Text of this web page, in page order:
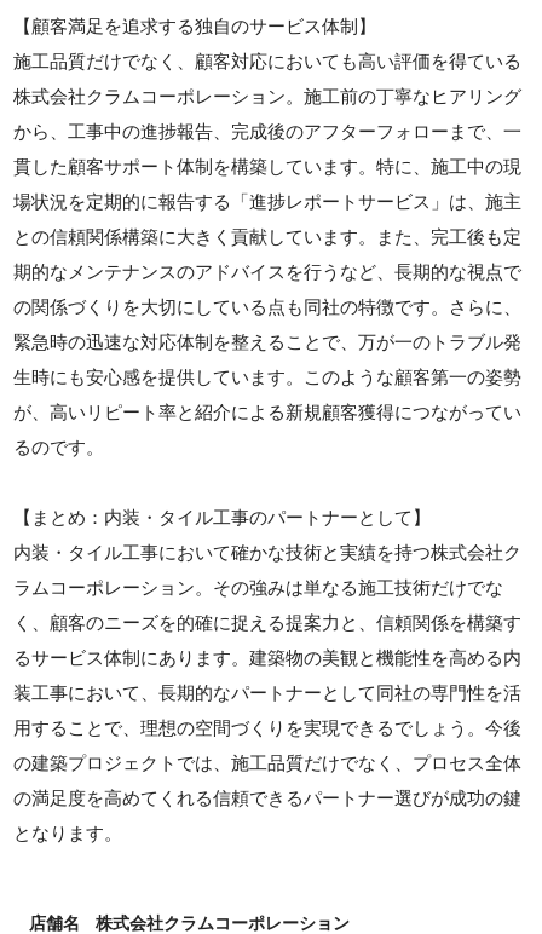
【顧客満足を追求する独自のサービス体制】
施工品質だけでなく、顧客対応においても高い評価を得ている
株式会社クラムコーポレーション。施工前の丁寧なヒアリング
から、工事中の進捗報告、完成後のアフターフォローまで、一
貫した顧客サポート体制を構築しています。特に、施工中の現
場状況を定期的に報告する「進捗レポートサービス」は、施主
との信頼関係構築に大きく貢献しています。また、完工後も定
期的なメンテナンスのアドバイスを行うなど、長期的な視点で
の関係づくりを大切にしている点も同社の特徴です。さらに、
緊急時の迅速な対応体制を整えることで、万が一のトラブル発
生時にも安心感を提供しています。このような顧客第一の姿勢
が、高いリピート率と紹介による新規顧客獲得につながってい
るのです。
【まとめ：内装・タイル工事のパートナーとして】
内装・タイル工事において確かな技術と実績を持つ株式会社ク
ラムコーポレーション。その強みは単なる施工技術だけでな
く、顧客のニーズを的確に捉える提案力と、信頼関係を構築す
るサービス体制にあります。建築物の美観と機能性を高める内
装工事において、長期的なパートナーとして同社の専門性を活
用することで、理想の空間づくりを実現できるでしょう。今後
の建築プロジェクトでは、施工品質だけでなく、プロセス全体
の満足度を高めてくれる信頼できるパートナー選びが成功の鍵
となります。
店舗名 株式会社クラムコーポレーション